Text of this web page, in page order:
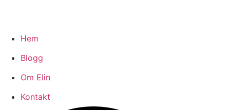
Hem
Blogg
Om Elin
Kontakt